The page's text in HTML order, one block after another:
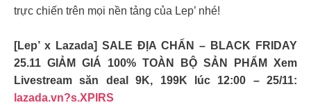
trực chiến trên mọi nền tảng của Lep’ nhé!
[Lep’ x Lazada] SALE ĐỊA CHẤN – BLACK FRIDAY
25.11 GIẢM GIÁ 100% TOÀN BỘ SẢN PHẨM Xem
Livestream săn deal 9K, 199K lúc 12:00 – 25/11:
lazada.vn?s.XPIRS